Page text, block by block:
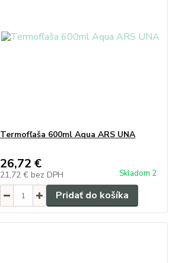
Termofľaša 600ml Aqua ARS UNA
26,72 €
21,72 € bez DPH Skladom 2
Pridať do košíka